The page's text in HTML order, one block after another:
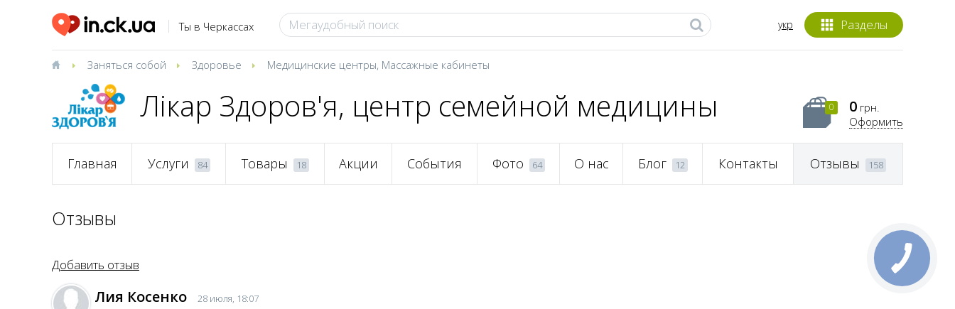
Ты в Черкассах Разделы
укр
Заняться собой Здоровье Медицинские центры, Массажные кабинеты
Лікар Здоров'я, центр семейной медицины 0 0 грн.
Оформить
Главная Услуги 84 Товары 18 Акции События Фото 64 О нас Блог 12 Контакты Отзывы 158
Отзывы
Добавить отзыв
Лия Косенко 28 июля, 18:07